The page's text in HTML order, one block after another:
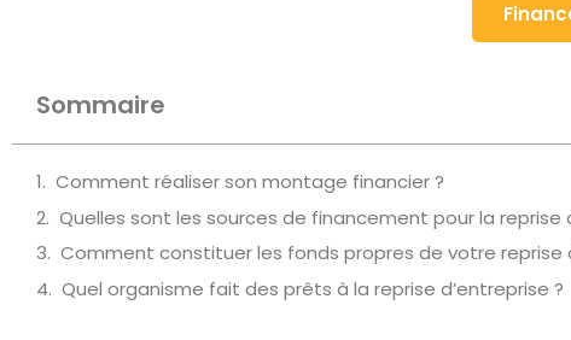
Sommaire
Comment réaliser son montage financier ?
Quelles sont les sources de financement pour la reprise
Comment constituer les fonds propres de votre reprise
Quel organisme fait des prêts à la reprise d’entreprise ?